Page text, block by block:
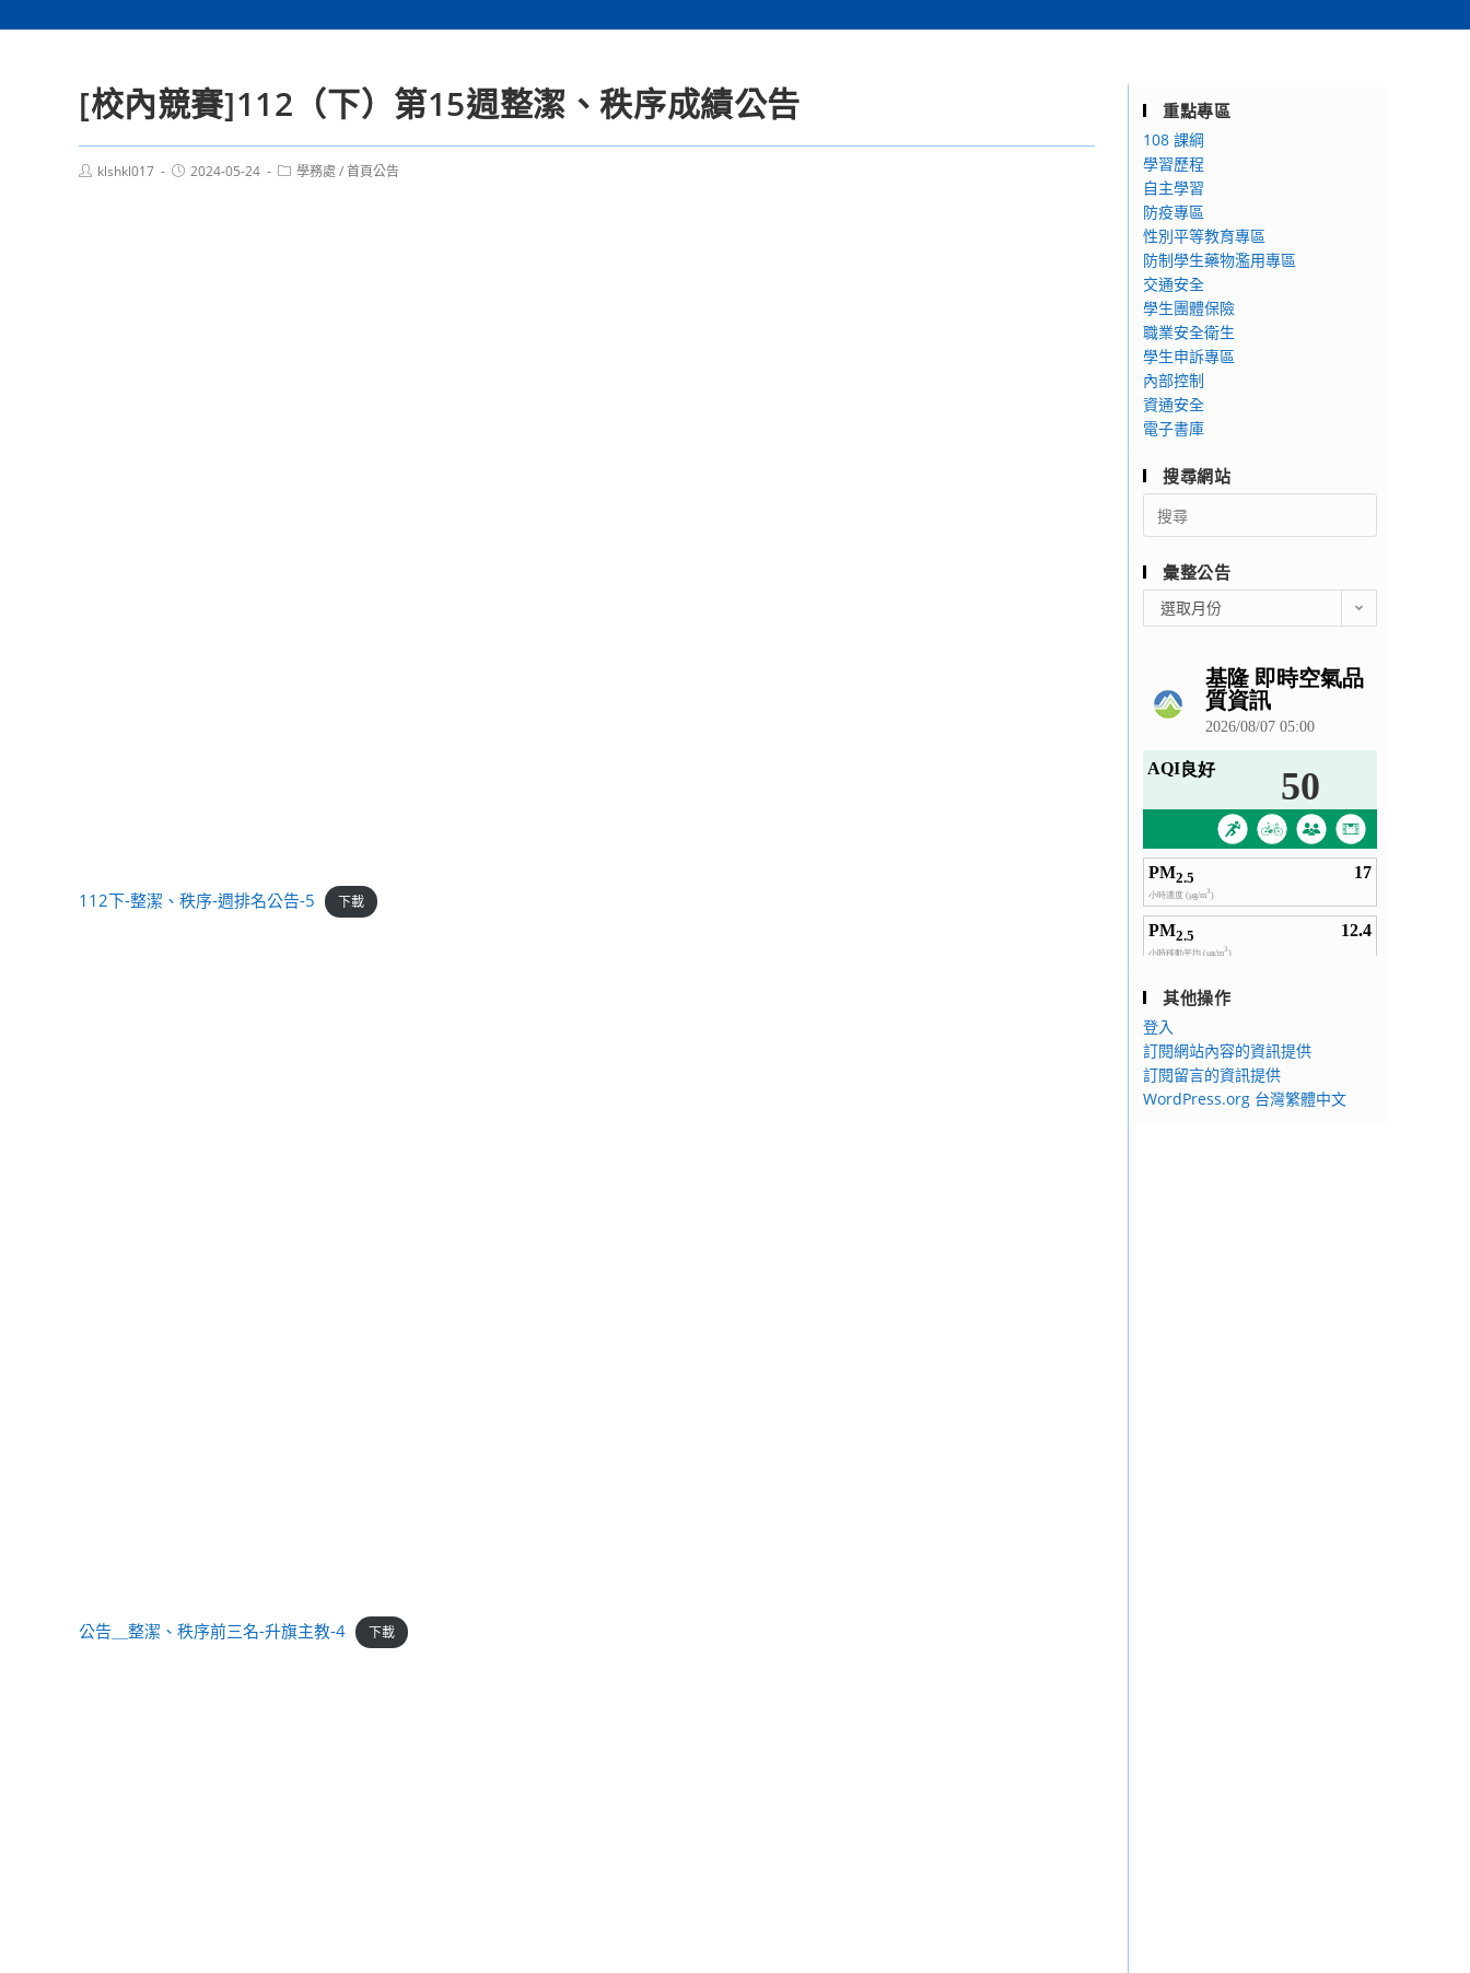
[校內競賽]112（下）第15週整潔、秩序成績公告
Postklshkl017
Post2024-05-24
Post學務處 /首頁公告
112下-整潔、秩序-週排名公告-5 下載
公告＿整潔、秩序前三名-升旗主教-4 下載
重點專區
108 課綱
學習歷程
自主學習
防疫專區
性別平等教育專區
防制學生藥物濫用專區
交通安全
學生團體保險
職業安全衛生
學生申訴專區
內部控制
資通安全
電子書庫
搜尋網站
Search
for:
彙整公告
整
選取月份
其他操作
登入
訂閱網站內容的資訊提供
訂閱留言的資訊提供
WordPress.org 台灣繁體中文